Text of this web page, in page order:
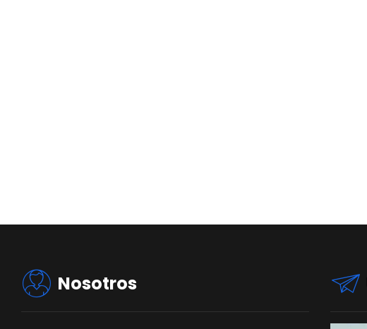
Nosotros